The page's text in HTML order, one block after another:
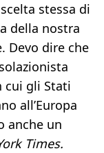
stessa di
della nostra
Devo dire che
cui gli Stati
all’Europa
anche un
Times.